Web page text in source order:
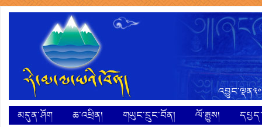
མདུན་ཤོག
ཆ་འཕྲིན། གཡུང་དྲུང་བོན། ལོ་རྒྱུས།